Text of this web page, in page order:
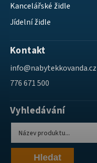
Kancelářské židle
Jídelní židle
Kontakt
info@nabytekkovanda.cz
776 671 500
Vyhledávání
Hledat